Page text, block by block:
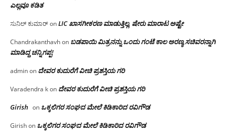
ಎಲ್ಲವೂ ಕಡಿತ
ಸುನಿಲ್ ಕುಮಾರ್onLIC ಖಾಸಗೀಕರಣ ಮಾಡುತ್ತಿಲ್ಲ, ಷೇರು ಮಾರಾಟ ಅಷ್ಟೇ
Chandrakanthavhon ಬಡಪಾಯಿ ಮಿತ್ರನನ್ನು ಒಂದು ಗಂಟೆ ಕಾಲ ಅರಣ್ಯ ಸಚಿವರನ್ನಾಗಿ
ಮಾಡಿದ್ದ ಚನ್ನಿಗಪ್ಪ!
adminon ದೇವರ ಕುದುರೆಗೆ ವೀಚಿ ಪ್ರಶಸ್ತಿಯ ಗರಿ
Varadendra kon ದೇವರ ಕುದುರೆಗೆ ವೀಚಿ ಪ್ರಶಸ್ತಿಯ ಗರಿ
Girish on ಒಕ್ಕಲಿಗರ ಸಂಘದ ಮೇಲೆ ಕಿಡಿಕಾರಿದ ರವಿಗೌಡ
Girishon ಒಕ್ಕಲಿಗರ ಸಂಘದ ಮೇಲೆ ಕಿಡಿಕಾರಿದ ರವಿಗೌಡ